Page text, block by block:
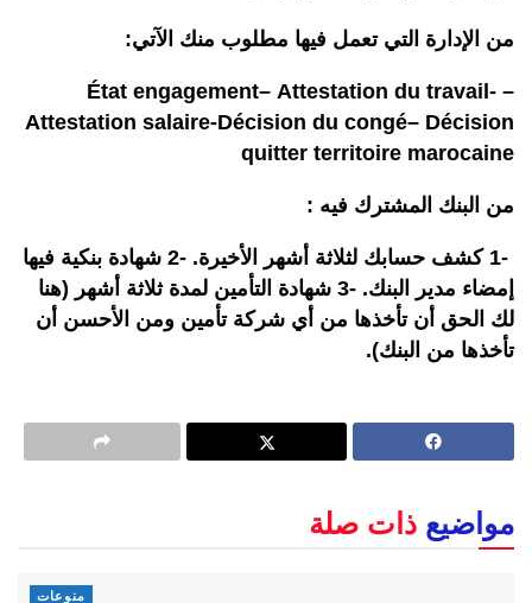
من الإدارة التي تعمل فيها مطلوب منك الآتي:
– État engagement– Attestation du travail-
Attestation salaire-Décision du congé– Décision
quitter territoire marocaine
من البنك المشترك فيه :
-1 كشف حسابك لثلاثة أشهر الأخيرة. -2 شهادة بنكية فيها
إمضاء مدير البنك. -3 شهادة التأمين لمدة ثلاثة أشهر (هنا
لك الحق أن تأخذها من أي شركة تأمين ومن الأحسن أن
تأخذها من البنك).
مواضيع ذات صلة
منوعات